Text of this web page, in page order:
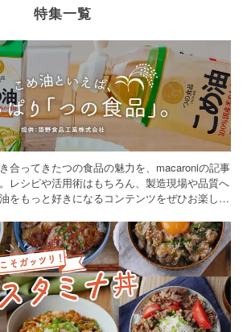
特集一覧
合ってきたつの食品の魅力を、macaroniの記事
レシピや活用術はもちろん、製造現場や品質へ
をもっと好きになるコンテンツをぜひお楽しみ